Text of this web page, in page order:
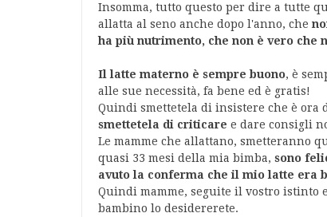
Insomma, tutto questo per dire a tutte
allatta al seno anche dopo l'anno, che
ha più nutrimento, che non è vero che
Il latte materno è sempre buono, è
alle sue necessità, fa bene ed è gratis!
Quindi smettetela di insistere che è ora
smettetela di criticare e dare consigli
Le mamme che allattano, smetteranno
quasi 33 mesi della mia bimba, sono
avuto la conferma che il mio latte era
Quindi mamme, seguite il vostro istinto
bambino lo desidererete.